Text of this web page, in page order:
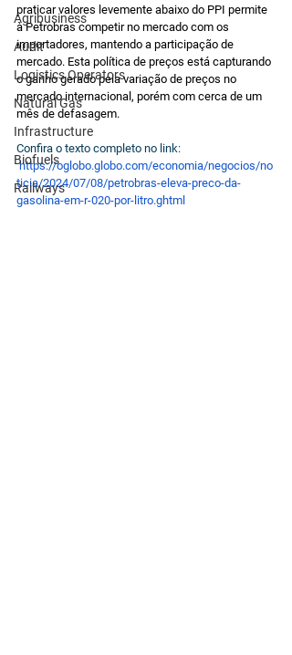
Agribusiness
Audit
Logistics Operators
Natural Gas
Infrastructure
Biofuels
Railways
praticar valores levemente abaixo do PPI permite
à Petrobras competir no mercado com os
importadores, mantendo a participação de
mercado. Esta política de preços está capturando
o ganho gerado pela variação de preços no
mercado internacional, porém com cerca de um
mês de defasagem.
Confira o texto completo no link:
https://oglobo.globo.com/economia/negocios/no
ticia/2024/07/08/petrobras-eleva-preco-da-
gasolina-em-r-020-por-litro.ghtml